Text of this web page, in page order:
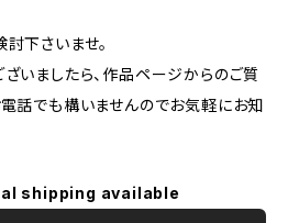
下さいませ。
いましたら、作品ページからのご質
話でも構いませんのでお気軽にお知
shipping available